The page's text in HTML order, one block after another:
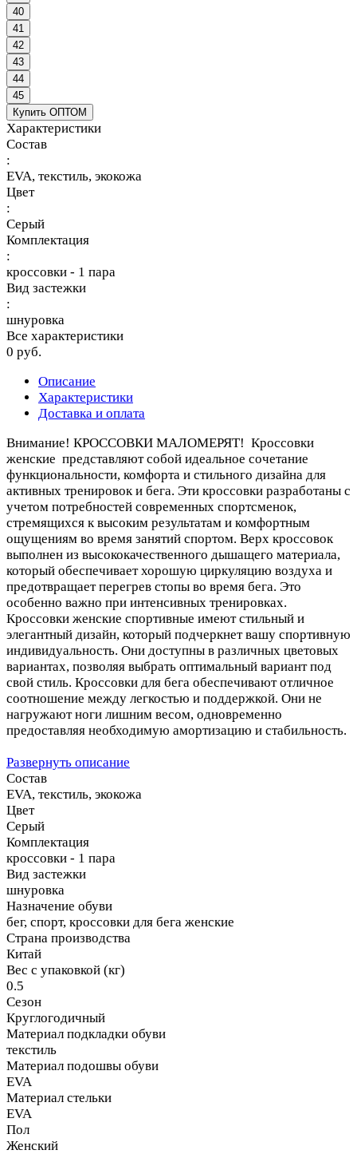
40
41
42
43
44
45
Купить ОПТОМ
Характеристики
Состав
:
EVA, текстиль, экокожа
Цвет
:
Серый
Комплектация
:
кроссовки - 1 пара
Вид застежки
:
шнуровка
Все характеристики
0 руб.
Описание
Характеристики
Доставка и оплата
Внимание! КРОССОВКИ МАЛОМЕРЯТ! Кроссовки
женские представляют собой идеальное сочетание
функциональности, комфорта и стильного дизайна для
активных тренировок и бега. Эти кроссовки разработаны с
учетом потребностей современных спортсменок,
стремящихся к высоким результатам и комфортным
ощущениям во время занятий спортом. Верх кроссовок
выполнен из высококачественного дышащего материала,
который обеспечивает хорошую циркуляцию воздуха и
предотвращает перегрев стопы во время бега. Это
особенно важно при интенсивных тренировках.
Кроссовки женские спортивные имеют стильный и
элегантный дизайн, который подчеркнет вашу спортивную
индивидуальность. Они доступны в различных цветовых
вариантах, позволяя выбрать оптимальный вариант под
свой стиль. Кроссовки для бега обеспечивают отличное
соотношение между легкостью и поддержкой. Они не
нагружают ноги лишним весом, одновременно
предоставляя необходимую амортизацию и стабильность.
Развернуть описание
Состав
EVA, текстиль, экокожа
Цвет
Серый
Комплектация
кроссовки - 1 пара
Вид застежки
шнуровка
Назначение обуви
бег, спорт, кроссовки для бега женские
Страна производства
Китай
Вес с упаковкой (кг)
0.5
Сезон
Круглогодичный
Материал подкладки обуви
текстиль
Материал подошвы обуви
EVA
Материал стельки
EVA
Пол
Женский